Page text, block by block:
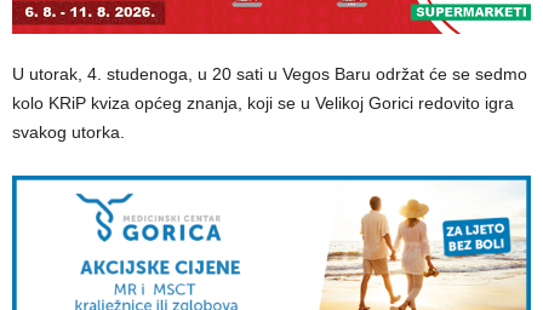
U utorak, 4. studenoga, u 20 sati u Vegos Baru održat će se sedmo
kolo KRiP kviza općeg znanja, koji se u Velikoj Gorici redovito igra
svakog utorka.